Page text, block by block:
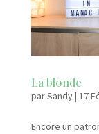
La blonde
parSandy| 17
Encore un